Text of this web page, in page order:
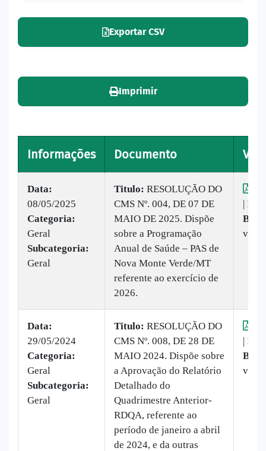
Exportar CSV
Imprimir
Informações Documento
Data:
08/05/2025
Categoria:
Geral
Subcategoria:
Geral
Titulo: RESOLUÇÃO DO
CMS Nº. 004, DE 07 DE
MAIO DE 2025. Dispõe
sobre a Programação
Anual de Saúde – PAS de
Nova Monte Verde/MT
referente ao exercício de
2026.
|
vezes
Data:
29/05/2024
Categoria:
Geral
Subcategoria:
Geral
Titulo: ​RESOLUÇÃO DO
CMS Nº. 008, DE 28 DE
MAIO 2024. Dispõe sobre
a Aprovação do Relatório
Detalhado do
Quadrimestre Anterior-
RDQA, referente ao
período de janeiro a abril
de 2024, e da outras
|
vezes